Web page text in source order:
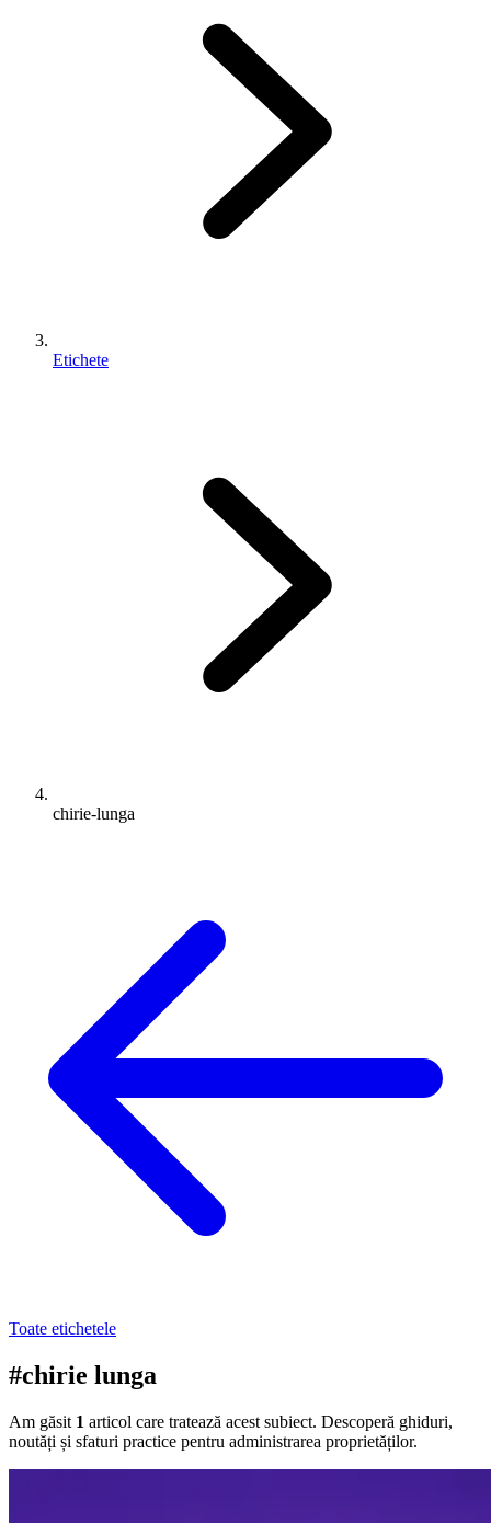
Etichete
chirie-lunga
Toate etichetele
#chirie lunga
Am găsit 1 articol care tratează acest subiect. Descoperă ghiduri,
noutăți și sfaturi practice pentru administrarea proprietăților.